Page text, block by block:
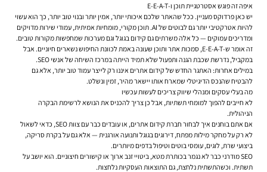
איפה זה פוגש אסטרטגיית תוכן ו-E-E-A-T
יש כאן פרדוקס מעניין. ככל שהאתר שלכם איכותי יותר, אמין יותר ובנוי טוב יותר, כך הוא עשוי
להיות אטרקטיבי יותר גם לבוטים של AI. תוכן מקורי, מומחיות אמיתית, עמודי שירות מדויקים
ומדריכים עמוקים — כל אלה משרתים גם קידום בגוגל וגם מערכות שמחפשות מקורות טובים.
זה אומר ש-E-E-A-T, סמכות אתר ותוכן שעונה באמת לכוונת החיפוש נשארים חיוניים. אבל
במקביל, נדרשת שכבת הגנה ותפעול שלא תמיד הייתה במרכז השיחה של אנשי SEO.
במילים אחרות: האתגר החדש של קידום אתרים איננו רק לייצר עמוד טוב יותר, אלא גם
להבטיח שהנכס הדיגיטלי שמארח אותו יישאר מהיר, זמין ונשלט.
מה בעלי עסקים ומנהלי שיווק צריכים לעשות עכשיו
לא חייבים להפוך למומחי תשתיות, אבל כן צריך להכניס את הנושא לרשימת הבקרה
הניהולית.
אם אתם בוחנים איך לבחור חברת קידום אתרים, או עובדים כבר עם צוות SEO, כדאי לשאול
לא רק על מחקר מילות מפתח, דירוגים בגוגל ותנועה אורגנית — אלא גם על בקרת סריקה,
ביצועי שרת, לוגים, עומסי בוטים וטיפול בדפים מיותרים.
SEO מודרני כבר לא נגמר בכותרת מטא, ביטויי זנב ארוך או קישורים חיצוניים. הוא יושב על
תשתית. וכשהתשתית נלחצת, גם התוצאות העסקיות נלחצות.